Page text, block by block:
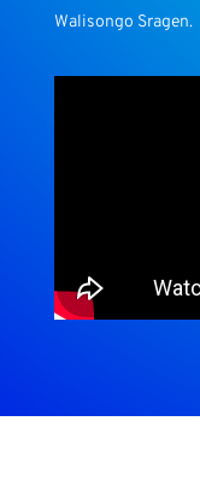
Walisongo Sragen.